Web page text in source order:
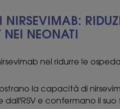
NEI NEONATI
nel ridurre le
la capacità di
e confermano il suo